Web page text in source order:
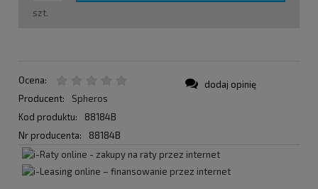
szt.
Ocena:
Producent:
Spheros
Kod produktu:
88184B
Nr producenta:
88184B
dodaj opinię